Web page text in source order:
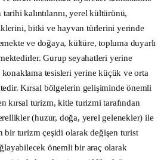
kalıntılarını, yerel kültürünü,
bitki ve hayvan türlerini yerinde
ve doğaya, kültüre, topluma duyarlı
Gurup seyahatleri yerine
tesisleri yerine küçük ve orta
Kırsal bölgelerin gelişiminde önemli
kırsal turizm, kitle turizmi tarafından
(huzur, doğa, yerel gelenekler) ile
bir turizm çeşidi olarak değişen turist
önemli bir araç olarak